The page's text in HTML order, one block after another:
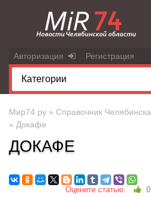
Авторизация Регистрация
Мир74.ру » Справочник Челябинска
» Докафе
ДОКАФЕ
Оцените статью: 0